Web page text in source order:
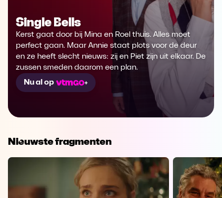
Microsoft Edge Download
Opera Download
Single Bells
Kerst gaat door bij Mina en Roel thuis. Alles moet
perfect gaan. Maar Annie staat plots voor de deur
en ze heeft slecht nieuws: zij en Piet zijn uit elkaar. De
zussen smeden daarom een plan.
Nu al op
Nieuwste fragmenten